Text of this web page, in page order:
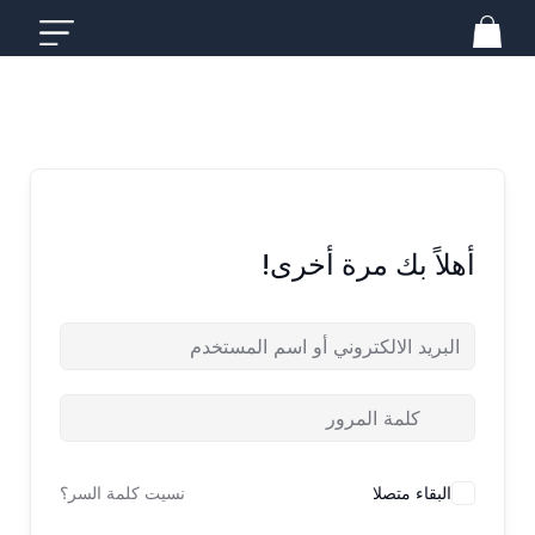
تخطي
أهلاً بك مرة أخرى!
البقاء متصلا نسيت كلمة السر؟